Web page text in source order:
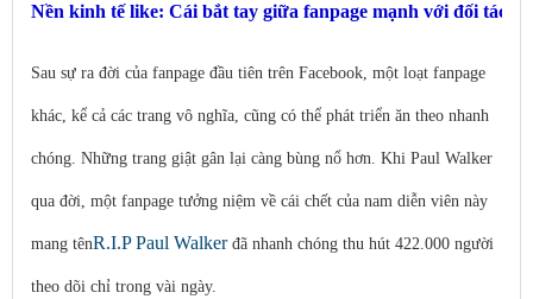
Nền kinh tế like: Cái bắt tay giữa fanpage mạnh với đối tác
Sau sự ra đời của fanpage đầu tiên trên Facebook, một loạt fanpage
khác, kể cả các trang vô nghĩa, cũng có thể phát triển ăn theo nhanh
chóng. Những trang giật gân lại càng bùng nổ hơn. Khi Paul Walker
qua đời, một fanpage tưởng niệm về cái chết của nam diễn viên này
mang tênR.I.P Paul Walker đã nhanh chóng thu hút 422.000 người
theo dõi chỉ trong vài ngày.